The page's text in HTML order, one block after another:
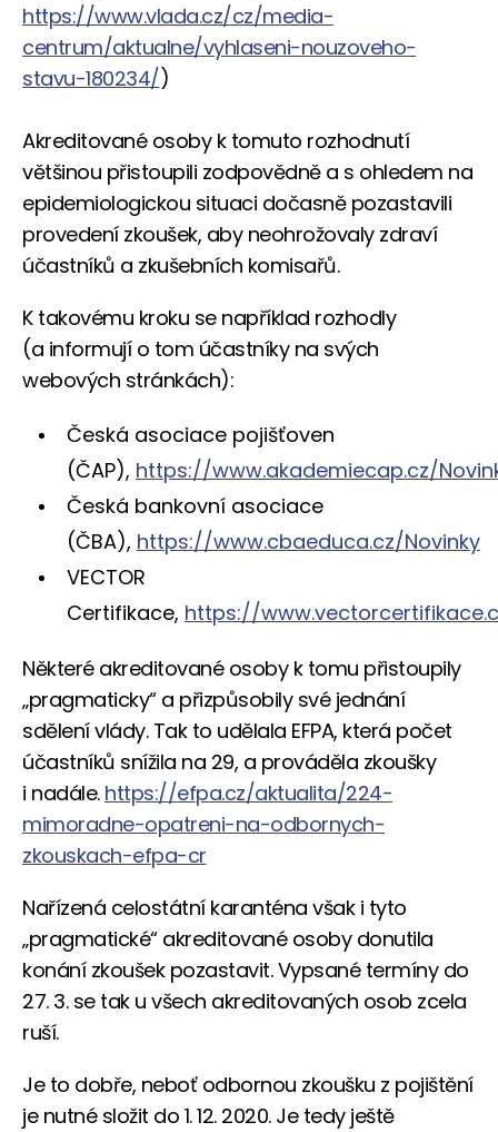
https://www.vlada.cz/cz/media-
centrum/aktualne/vyhlaseni-nouzoveho-
stavu-180234/)
Akreditované osoby k tomuto rozhodnutí
většinou přistoupili zodpovědně a s ohledem na
epidemiologickou situaci dočasně pozastavili
provedení zkoušek, aby neohrožovaly zdraví
účastníků a zkušebních komisařů.
K takovému kroku se například rozhodly
(a informují o tom účastníky na svých
webových stránkách):
Česká asociace pojišťoven
(ČAP), https://www.akademiecap.cz/
Česká bankovní asociace
(ČBA), https://www.cbaeduca.cz/Novinky
VECTOR
Certifikace, https://
Některé akreditované osoby k tomu přistoupily
„pragmaticky“ a přizpůsobily své jednání
sdělení vlády. Tak to udělala EFPA, která počet
účastníků snížila na 29, a prováděla zkoušky
i nadále. https://efpa.cz/aktualita/224-
mimoradne-opatreni-na-odbornych-
zkouskach-efpa-cr
Nařízená celostátní karanténa však i tyto
„pragmatické“ akreditované osoby donutila
konání zkoušek pozastavit. Vypsané termíny do
27. 3. se tak u všech akreditovaných osob zcela
ruší.
Je to dobře, neboť odbornou zkoušku z pojištění
je nutné složit do 1. 12. 2020. Je tedy ještě